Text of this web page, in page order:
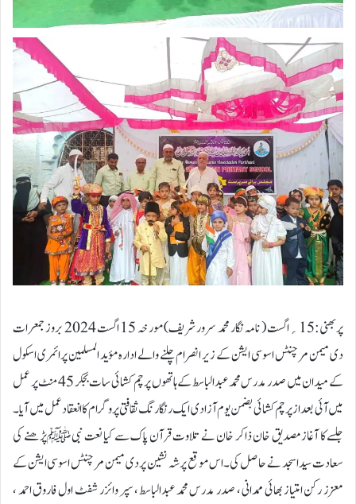
پربھنی:15؍اگست ( نامہ نگار محمد سرور شریف) مورخہ 15 اگست 2024 بروز جمعرات
دی میمن مرچنٹس اسوسی ایشن کے زیر انصرام چلنے والے ادارہ مؤید المسلمین پرائمری اسکول
کے میدان میں صدر مدرس محمد عبدالباسط کے ہاتھوں پرچم کشائی سات بجکر 45 منٹ پر عمل
میں آئی بعد از پرچم کشائی بضمن یوم آزادی ایک رنگارنگ ثقافتی پروگرام کا انعقاد عمل میں آیا ۔
جلسے کا آغاز مصدیق خان ذاکر خان نے تلاوت قرآن پاک سے کیا نعت نبی ﷺپڑھنے کی
سعادت سید اسجد نے حاصل کی ۔اس موقع پر شہ نشین پر دی میمن مرچنٹس اسوسی ایشن کے
معزز رکن امتیاز بھائی ممدانی ، صدر مدرس محمد عبدالباسط ، سپر وائزر شفٹ اول فاروق احمد ،